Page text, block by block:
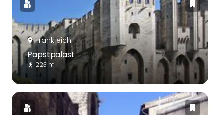
Frankreich
Papstpalast
223 m